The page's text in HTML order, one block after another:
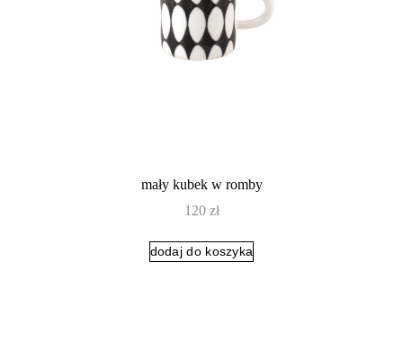
mały kubek w romby
120 zł
dodaj do koszyka